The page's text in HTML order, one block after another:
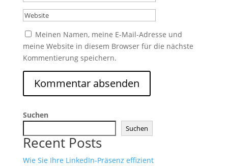
Meinen Namen, meine E-Mail-Adresse und
meine Website in diesem Browser für die nächste
Kommentierung speichern.
Suchen
Suchen
Recent Posts
Wie Sie Ihre LinkedIn-Präsenz effizient